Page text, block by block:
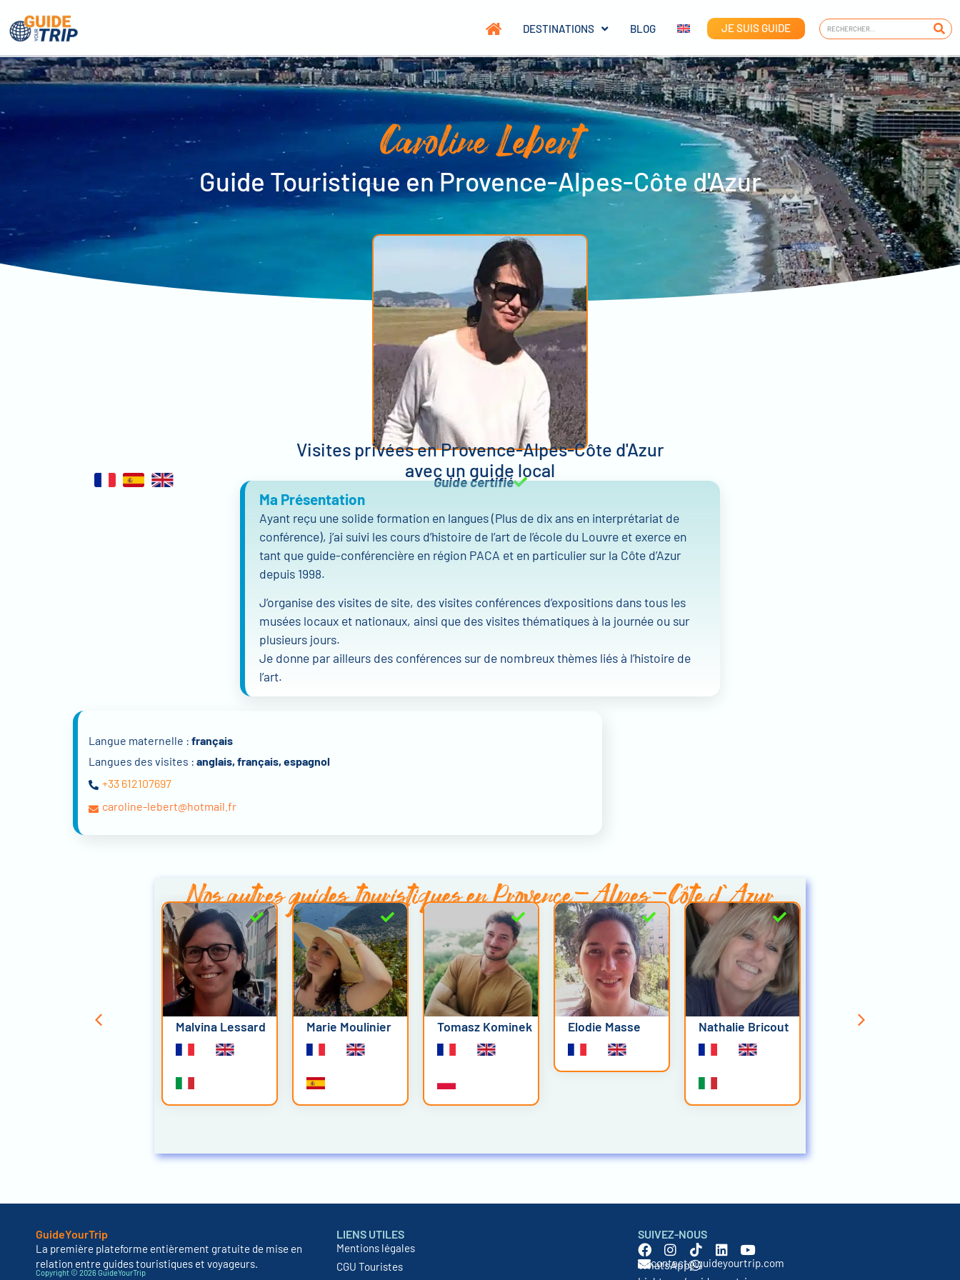
DESTINATIONS BLOG JE SUIS GUIDE
Caroline Lebert
Guide Touristique en Provence-Alpes-Côte d'Azur
Visites privées en Provence-Alpes-Côte d'Azur
avec un guide local
Guide certifié
Ma Présentation
Ayant reçu une solide formation en langues (Plus de dix ans en interprétariat de
conférence), j’ai suivi les cours d’histoire de l’art de l’école du Louvre et exerce en
tant que guide-conférencière en région PACA et en particulier sur la Côte d’Azur
depuis 1998.
J’organise des visites de site, des visites conférences d’expositions dans tous les
musées locaux et nationaux, ainsi que des visites thématiques à la journée ou sur
plusieurs jours.
Je donne par ailleurs des conférences sur de nombreux thèmes liés à l’histoire de
l’art.
Langue maternelle : français
Langues des visites : anglais, français, espagnol
+33 612107697
caroline-lebert@hotmail.fr
Nos autresguides touristiques en Provence-Alpes-Côte d'Azur
Nathalie Smith Malvina Lessard Marie Moulinier Tomasz Kominek Elodie Masse Nathalie Bricout Anisa Shyti
GuideYourTrip
La première plateforme entièrement gratuite de mise en
relation entre guides touristiques et voyageurs.
Copyright © 2026 GuideYourTrip
LIENS UTILES
Mentions légales
CGU Touristes
SUIVEZ-NOUS
contact@guideyourtrip.com
WhatsApp